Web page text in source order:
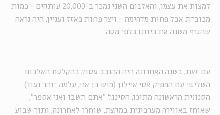
למצות את עצמו, והאלבום השני נמכר ב-20,000 עותקים - כמות
מכובדת אבל פחות מדהימה - ויצר פחות באזז ועניין. היה נראה
שהגרף משנה את כיוונו כלפי מטה.
עם זאת, בשנה האחרונה היה ההרכב עסוק בהקלטת האלבום
השלישי עם המפיק אסי איילון (מוש בן ארי, עלמה זוהר ועוד).
הסנונית הראשונה מתוכו, הסינגל "אתם תשבו ואני אספר",
שאוחז באווירה מערבונית במקצת, שוחרר לאחרונה, ותוך שבוע